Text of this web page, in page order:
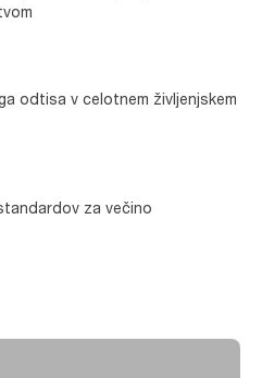
odtisa v celotnem življenjskem
za večino